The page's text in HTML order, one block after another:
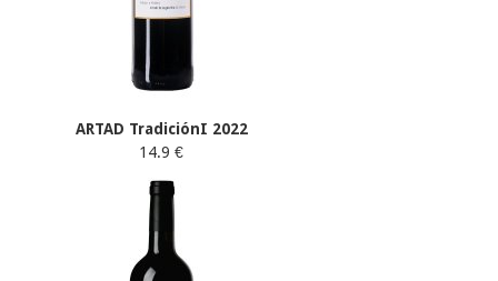
ARTAD TradiciónI 2022
14.9 €